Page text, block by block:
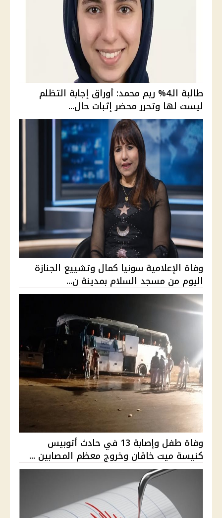
طالبة الـ4% ريم محمد: أوراق إجابة التظلم
ليست لها وتحرر محضر إثبات حال...
وفاة الإعلامية سونيا كمال وتشييع الجنازة
اليوم من مسجد السلام بمدينة ن...
وفاة طفل وإصابة 13 في حادث أتوبيس
كنيسة ميت خاقان وخروج معظم المصابين ...